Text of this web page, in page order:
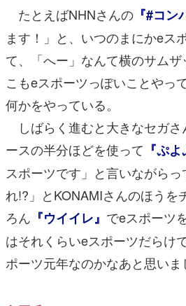
たとえばNHNさんの 『#コン
ます！」と、いつのまにかeス
て、「へー」なんて横のサム
こもeスポーツっぽいことやっ
何かをやっている。
しばらく進むと大きなセガ
ースの半分ほどを使って 『ぷ
スポーツです」と言いながら
れ!?」とKONAMIさんのほうを
ろん 『ウイイレ』 でeスポーツ
はそれくらいeスポーツだらけ
ポーツ元年なのかなあと思いま